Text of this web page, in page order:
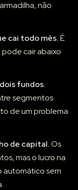
não
cai todo mês.É
pode cair abaixo
fundos.
segmentos
de um problema
de capital.Os
mas o lucro na
automático sem